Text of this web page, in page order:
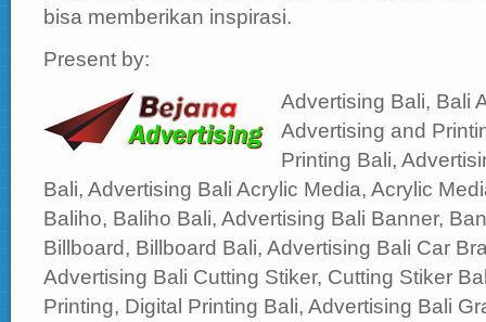
bisa memberikan inspirasi.
Present by:
Advertising Bali, Bali
Advertising and
Printing Bali,
Bali, Advertising Bali Acrylic Media, Acrylic
Baliho, Baliho Bali, Advertising Bali Banner,
Billboard, Billboard Bali, Advertising Bali Car
Advertising Bali Cutting Stiker, Cutting Stiker
Printing, Digital Printing Bali, Advertising Bali